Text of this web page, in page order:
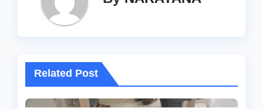
Related Post